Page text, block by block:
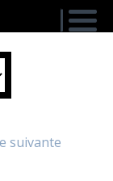
suivante